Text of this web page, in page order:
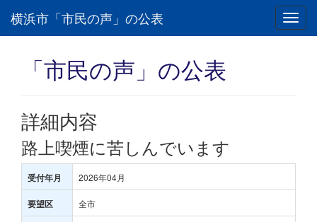
横浜市「市民の声」の公表
「市民の声」の公表
詳細内容
路上喫煙に苦しんでいます
受付年月 2026年04月
要望区 全市